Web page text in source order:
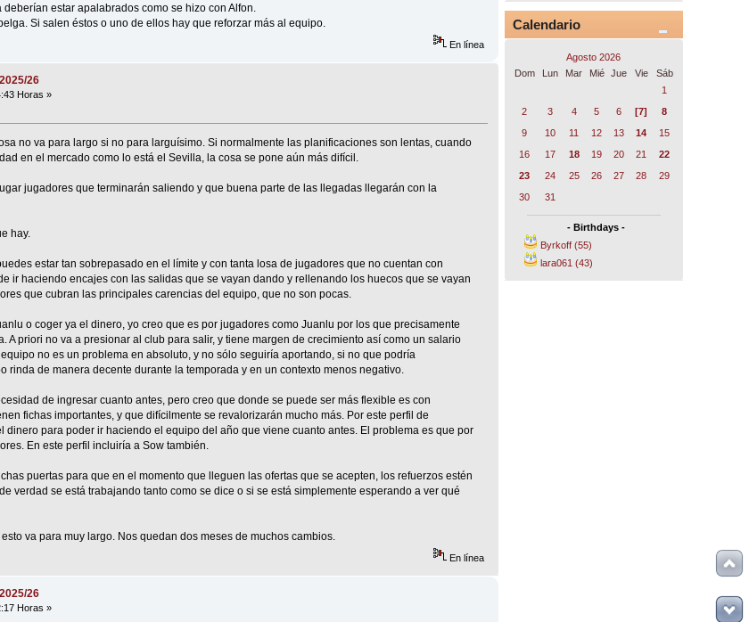
estar apalabrados como se hizo con Alfon.
Si salen éstos o uno de ellos hay que reforzar más al equipo.
En línea
26
Horas »
no va para largo si no para larguísimo. Si normalmente las planificaciones son lentas, cuando
en el mercado como lo está el Sevilla, la cosa se pone aún más difícil.
jugadores que terminarán saliendo y que buena parte de las llegadas llegarán con la
hay.
estar tan sobrepasado en el límite y con tanta losa de jugadores que no cuentan con
ir haciendo encajes con las salidas que se vayan dando y rellenando los huecos que se vayan
que cubran las principales carencias del equipo, que no son pocas.
o coger ya el dinero, yo creo que es por jugadores como Juanlu por los que precisamente
A priori no va a presionar al club para salir, y tiene margen de crecimiento así como un salario
no es un problema en absoluto, y no sólo seguiría aportando, si no que podría
rinda de manera decente durante la temporada y en un contexto menos negativo.
de ingresar cuanto antes, pero creo que donde se puede ser más flexible es con
fichas importantes, y que difícilmente se revalorizarán mucho más. Por este perfil de
dinero para poder ir haciendo el equipo del año que viene cuanto antes. El problema es que por
En este perfil incluiría a Sow también.
puertas para que en el momento que lleguen las ofertas que se acepten, los refuerzos estén
verdad se está trabajando tanto como se dice o si se está simplemente esperando a ver qué
va para muy largo. Nos quedan dos meses de muchos cambios.
En línea
26
Horas »
Calendario
Agosto 2026
Dom
Lun Mar Mié Jue Vie
Sáb
1
2
3 4 5 6 [7]
8
9
10 11 12 13 14
15
16
17 18 19 20 21
22
23
24 25 26 27 28
29
30
31
- Birthdays -
Byrkoff (55)
lara061 (43)